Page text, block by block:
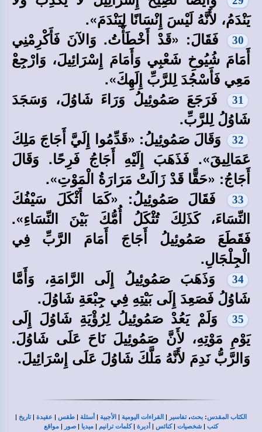
يَنْدَمُ، لأَنَّهُ لَيْسَ إِنْسَانًا لِيَنْدَمَ».
30
فَقَالَ: «قَدْ أَخْطَأْتُ. وَالآنَ فَأَكْرِمْنِي
أَمَامَ شُيُوخِ شَعْبِي وَأَمَامَ إِسْرَائِيلَ، وَارْجِعْ
مَعِي فَأَسْجُدَ لِلرَّبِّ إِلَهِكَ».
31
فَرَجَعَ صَمُوئِيلُ وَرَاءَ شَاوُلَ، وَسَجَدَ
شَاوُلُ لِلرَّبِّ.
32
وَقَالَ صَمُوئِيلُ: «قَدِّمُوا إِلَيَّ أَجَاجَ مَلِكَ
عَمَالِيقَ». فَذَهَبَ إِلَيْهِ أَجَاجُ فَرِحًا. وَقَالَ
أَجَاجُ: «حَقًّا قَدْ زَالَتْ مَرَارَةُ الْمَوْتِ».
33
فَقَالَ صَمُوئِيلُ: «كَمَا أَثْكَلَ سَيْفُكَ
النِّسَاءَ، كَذَلِكَ تُثْكَلُ أُمُّكَ بَيْنَ النِّسَاءِ».
فَقَطَعَ صَمُوئِيلُ أَجَاجَ أَمَامَ الرَّبِّ فِي
الْجِلْجَالِ.
34
وَذَهَبَ صَمُوئِيلُ إِلَى الرَّامَةِ، وَأَمَّا
شَاوُلُ فَصَعِدَ إِلَى بَيْتِهِ فِي جِبْعَةِ شَاوُلَ.
35
وَلَمْ يَعُدْ صَمُوئِيلُ لِرُؤْيَةِ شَاوُلَ إِلَى
يَوْمِ مَوْتِهِ، لأَنَّ صَمُوئِيلَ نَاحَ عَلَى شَاوُلَ.
وَالرَّبُّ نَدِمَ لأَنَّهُ مَلَّكَ شَاوُلَ عَلَى إِسْرَائِيلَ.
الكتاب المقدس: بحث،تفاسير | القراءات اليومية | الأجبية | أسئلة | طقس | عقيدة |تاريخ |
كتب | شخصيات |كنائس | أديرة |كلمات ترانيم | ميديا | صور | مواقع